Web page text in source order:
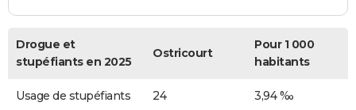
Drogue et
stupéfiants en 2025
Ostricourt
Pour 1 000
habitants
Usage de stupéfiants 24 3,94 ‰